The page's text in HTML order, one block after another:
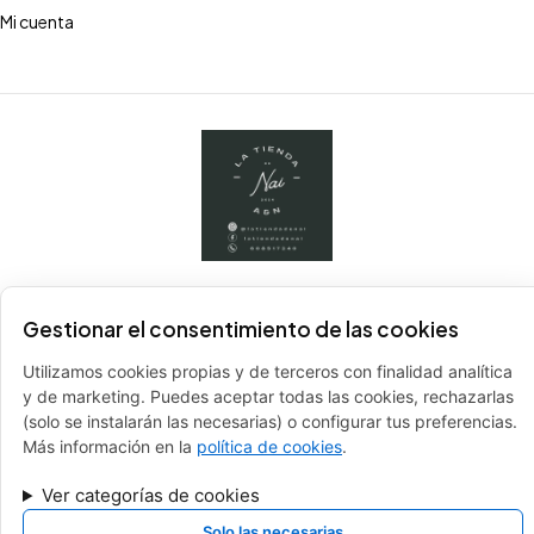
Mi cuenta
Para cualquier duda
contactarnos por WhatsApp
+34 608517240
info@latiendadenai.com
FINANCIADO POR LA UNIÓN EUROPEA CON EL PROGRAMA KIT
DE RECUPERACIÓN Y RESILENCIA
Gestionar el consentimiento de las cookies
Utilizamos cookies propias y de terceros con finalidad analítica
y de marketing. Puedes aceptar todas las cookies, rechazarlas
(solo se instalarán las necesarias) o configurar tus preferencias.
Más información en la política de cookies.
Ver categorías de cookies